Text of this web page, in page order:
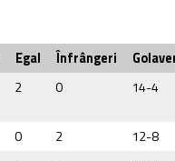
Egal Înfrângeri
2 0 14-4
0 2
12-8